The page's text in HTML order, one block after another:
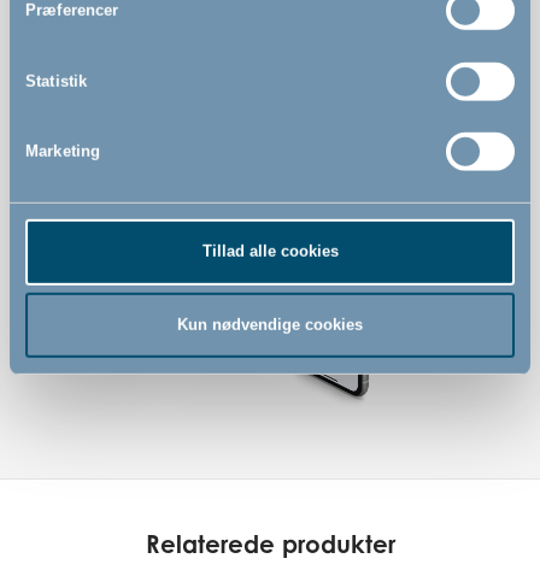
Præferencer
Statistik
Marketing
Tillad alle cookies
Kun nødvendige cookies
Indbygget sikkerhedsindikator som viser om gitteret er
Relaterede produkter